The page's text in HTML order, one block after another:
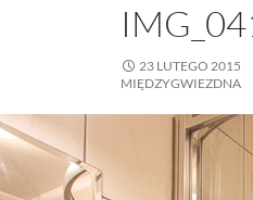
23 LUTEGO 2015
MIĘDZYGWIEZDNA